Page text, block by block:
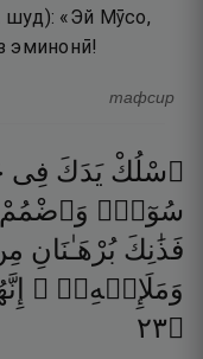
шуд): «Эй Мӯсо,
эминонӣ!
тафсир
ٱسْلُكْ يَدَكَ فِى
سُوٓءٍۢ وَٱضْمُمْ
فَذَٰنِكَ بُرْهَـٰنَانِ
وَمَلَإِي۟هِۦٓ ۚ
۝٣٢